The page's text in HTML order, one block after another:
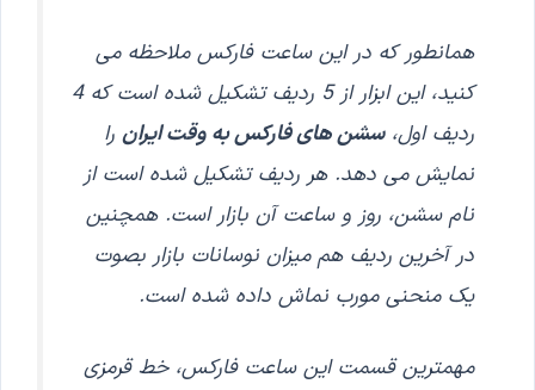
همانطور که در این ساعت فارکس ملاحظه می
کنید، این ابزار از 5 ردیف تشکیل شده است که 4
ردیف اول،سشن های فارکس به وقت ایران را
نمایش می دهد. هر ردیف تشکیل شده است از
نام سشن، روز و ساعت آن بازار است. همچنین
در آخرین ردیف هم میزان نوسانات بازار بصوت
یک منحنی مورب نماش داده شده است.
مهمترین قسمت این ساعت فارکس، خط قرمزی